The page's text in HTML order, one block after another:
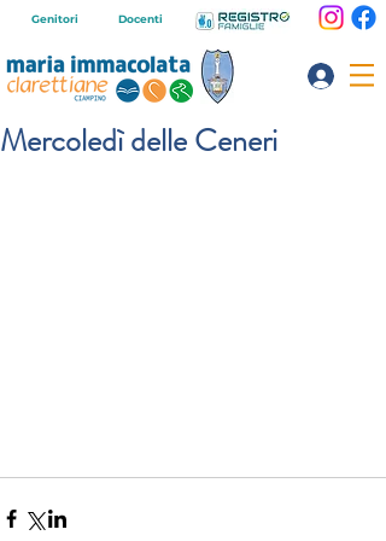
Genitori Docenti
Mercoledì delle Ceneri